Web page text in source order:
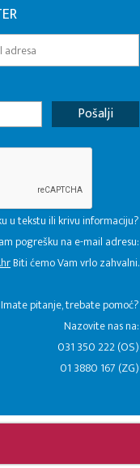
u tekstu ili krivu informaciju?
pogrešku na e-mail adresu:
Biti ćemo Vam vrlo zahvalni.
​Imate pitanje, trebate pomoć?
Nazovite nas na:
031 350 222 (OS)
01 3880 167 (ZG)